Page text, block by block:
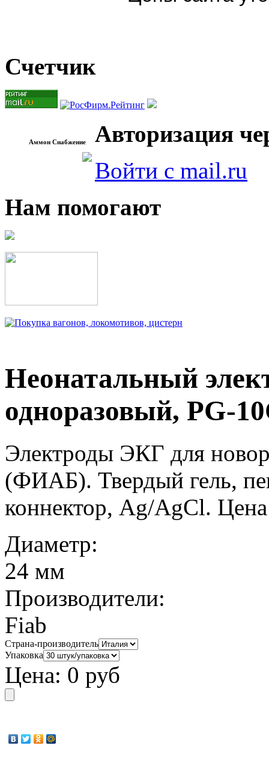
Счетчик
Аммон Снабжение
Авторизация
Войти с mail.ru
Нам помогают
Неонатальный
одноразовый, PG-
Электроды ЭКГ для
(ФИАБ). Твердый гель,
коннектор, Ag/AgCl.
Диаметр:
24 мм
Производители:
Fiab
Страна-производитель
Упаковка
Цена: 0 руб